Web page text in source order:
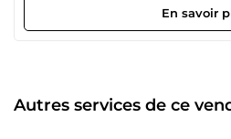
m'assure que tu comprends
que tu peux faire évoluer ton site
configuration WooCommerce
pour prendre ton site en main en
En savoir
Autres services de ce